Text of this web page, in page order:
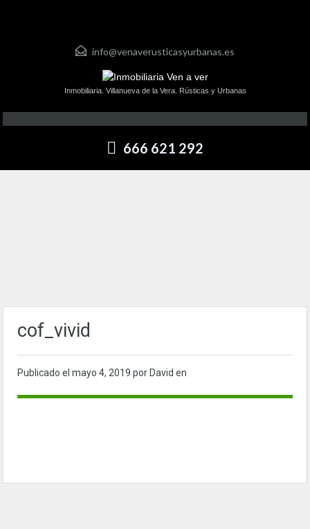
info@venaverusticasyurbanas.es
Inmobiliaria. Villanueva de la Vera. Rústicas y Urbanas
666 621 292
cof_vivid
Publicado el mayo 4, 2019 por David en